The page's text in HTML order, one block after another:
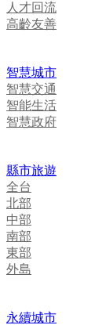
人才回流
高齡友善
智慧城市
智慧交通
智能生活
智慧政府
縣市旅遊
全台
北部
中部
南部
東部
外島
永續城市